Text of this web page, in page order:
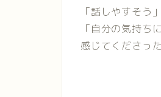
「話しやすそう」
「自分の気持ち
感じてくださっ